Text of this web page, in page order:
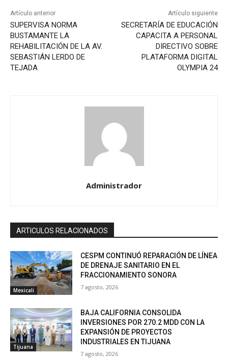
Artículo anterior
SUPERVISA NORMA
BUSTAMANTE LA
REHABILITACIÓN DE LA AV.
SEBASTIÁN LERDO DE
TEJADA
Artículo siguiente
SECRETARÍA DE EDUCACIÓN
CAPACITA A PERSONAL
DIRECTIVO SOBRE
PLATAFORMA DIGITAL
OLYMPIA 24
Administrador
ARTICULOS RELACIONADOS
Mexicali
CESPM CONTINUÓ REPARACIÓN DE LÍNEA
DE DRENAJE SANITARIO EN EL
FRACCIONAMIENTO SONORA
7 agosto, 2026
Tijuana
BAJA CALIFORNIA CONSOLIDA
INVERSIONES POR 270.2 MDD CON LA
EXPANSIÓN DE PROYECTOS
INDUSTRIALES EN TIJUANA
7 agosto, 2026